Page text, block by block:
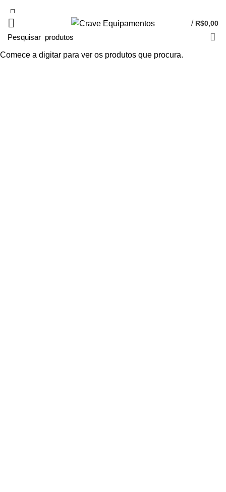
/ R$0,00
Rhoncus quisque
Comece a digitar para ver os produtos que procura.